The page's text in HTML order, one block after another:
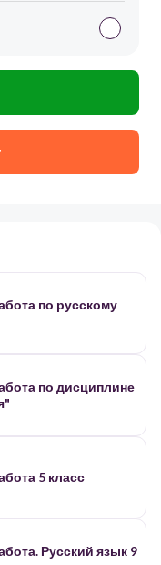
по русскому
по дисциплине
5 класс
Русский язык 9